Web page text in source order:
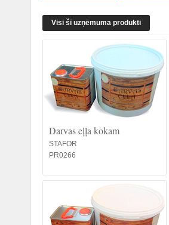
Visi šī uzņēmuma produkti
Darvas eļļa kokam
STAFOR
PR0266